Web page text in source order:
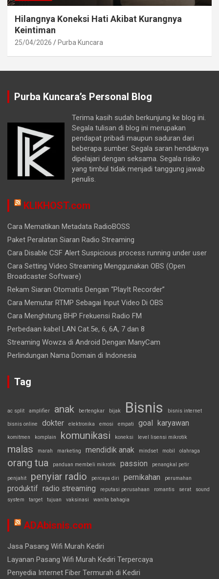
Hilangnya Koneksi Hati Akibat Kurangnya
Keintiman
25/04/2026 Purba Kuncara
Purba Kuncara’s Personal Blog
Terima kasih sudah berkunjung ke blog ini.
Segala tulisan di blog ini merupakan
pendapat pribadi maupun saduran dari
beberapa sumber. Segala saran hendaknya
dipelajari dengan seksama. Segala risiko
yang timbul tidak menjadi tanggung jawab
penulis.
KLIKHOST.com
Cara Mematikan Metadata RadioBOSS
Paket Peralatan Siaran Radio Streaming
Cara Disable CSF Alert Suspicious process running under user
Cara Setting Video Streaming Menggunakan OBS (Open
Broadcaster Software)
Rekam Siaran Otomatis Dengan “PlayIt Recorder”
Cara Memutar RTMP Sebagai Input Video Di OBS
Cara Menghitung BHP Frekuensi Radio FM
Perbedaan kabel LAN Cat.5e, 6, 6A, 7 dan 8
Streaming Wowza di Android Dengan ManyCam
Perlindungan Nama Domain di Indonesia
Tag
ac split amplifier anak bertengkar bijak Bisnis bisnis internet
bisnis online dokter elektronika emosi empati goal karyawan
komitmen komplain komunikasi koneksi level lisensi mikrotik
malas marah marketing mendidik anak mindset mobil olahraga
orang tua panduan membeli mikrotik passion penangkal petir
penjahit penyiar radio percaya diri pernikahan perumahan
produktif radio streaming reputasi perusahaan romantis serat
sound
system
target tujuan vaksinasi wanita bahagia
ADAbisnis.com
Jasa Pasang Wifi Murah Kediri
Layanan Pasang Wifi Murah Kediri Terpercaya
Penyedia Internet Fiber Termurah di Kediri